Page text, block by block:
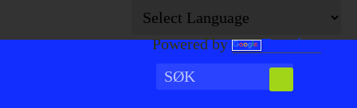
Powered by Translate